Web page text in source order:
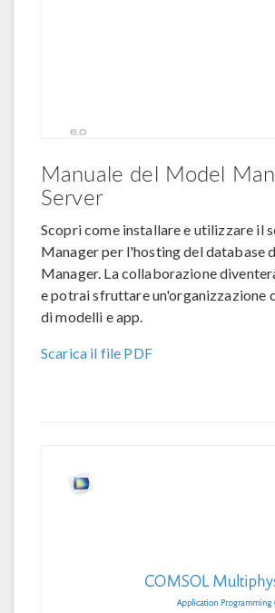
Manuale del Model
Server
Scopri come installare e utilizzare il
Manager per l'hosting del database
Manager. La collaborazione
e potrai sfruttare un'organizzazione
di modelli e app.
Scarica il file PDF